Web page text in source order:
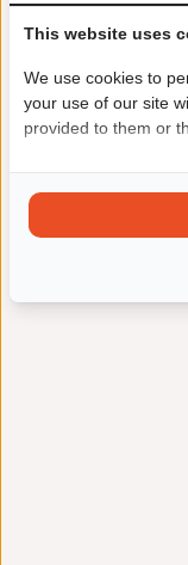
This website uses
We use cookies to
your use of our site
provided to them or